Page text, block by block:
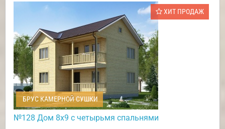
ХИТ ПРОДАЖ
БРУС КАМЕРНОЙ СУШКИ
№128 Дом 8х9 с четырьмя спальнями